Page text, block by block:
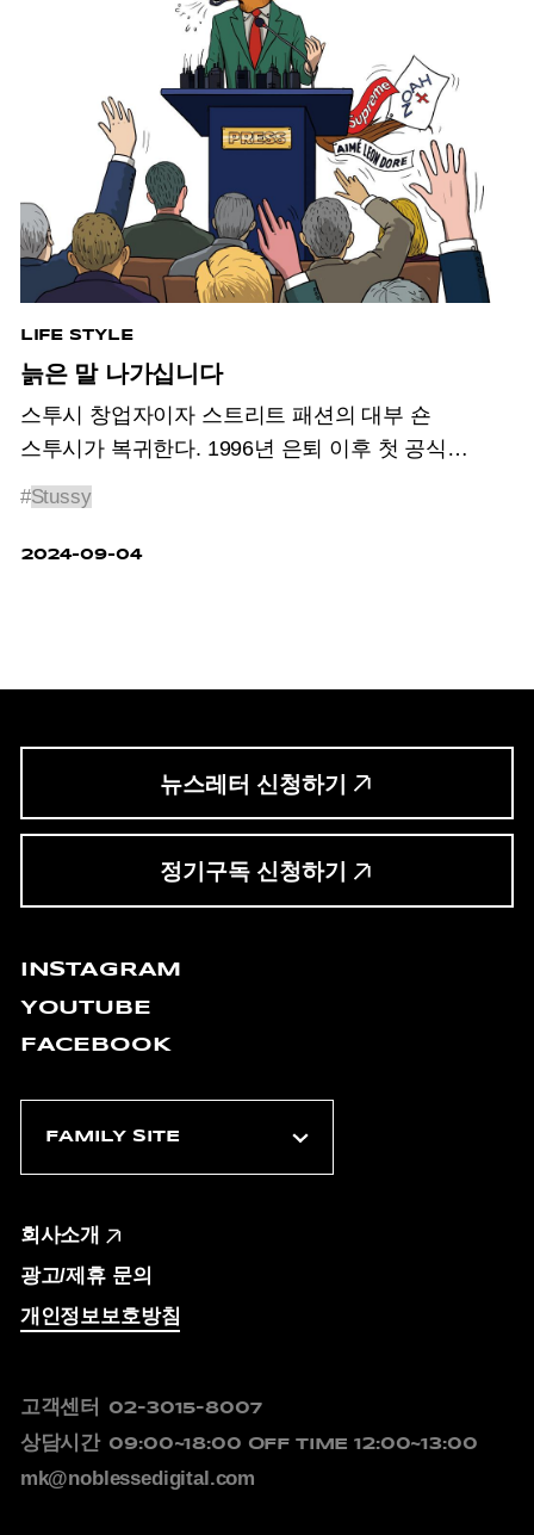
LIFE STYLE
늙은 말 나가십니다
스투시 창업자이자 스트리트 패션의 대부 숀
스투시가 복귀한다. 1996년 은퇴 이후 첫 공식
선언이다.
#Stussy
2024-09-04
뉴스레터 신청하기
정기구독 신청하기
INSTAGRAM
YOUTUBE
FACEBOOK
회사소개
광고/제휴 문의
개인정보보호방침
고객센터 02-3015-8007
상담시간 09:00~18:00 OFF TIME 12:00~13:00
mk@noblessedigital.com